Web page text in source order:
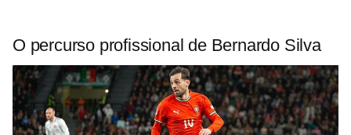
O percurso profissional de Bernardo Silva